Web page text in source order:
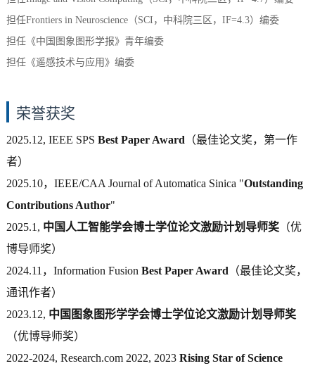
担任Frontiers in Neuroscience（SCI，中科院三区，IF=4.3）编委
担任《中国图象图形学报》青年编委
担任《遥感技术与应用》编委
荣誉获奖
2025.12, IEEE SPS Best Paper Award （最佳论文奖，第一作
者）
2025.10，IEEE/CAA Journal of Automatica Sinica "Outstanding
Contributions Author"
2025.1, 中国人工智能学会博士学位论文激励计划导师奖（优
博导师奖）
2024.11，Information Fusion Best Paper Award （最佳论文奖，
通讯作者）
2023.12, 中国图象图形学学会博士学位论文激励计划导师奖
（优博导师奖）
2022-2024, Research.com 2022, 2023 Rising Star of Science